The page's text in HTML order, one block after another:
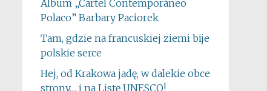
Album „Cartel Contemporáneo
Polaco” Barbary Paciorek
Tam, gdzie na francuskiej ziemi bije
polskie serce
Hej, od Krakowa jadę, w dalekie obce
strony… i na Listę UNESCO!